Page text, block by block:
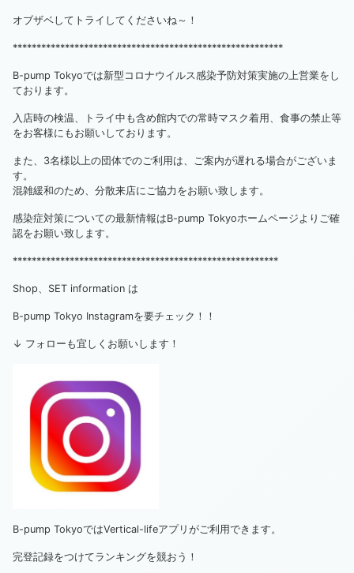
オブザベしてトライしてくださいね～！
*********************************************************
B-pump Tokyoでは新型コロナウイルス感染予防対策実施の上営業をし
ております。
入店時の検温、トライ中も含め館内での常時マスク着用、食事の禁止等
をお客様にもお願いしております。
また、3名様以上の団体でのご利用は、ご案内が遅れる場合がございま
す。
混雑緩和のため、分散来店にご協力をお願い致します。
感染症対策についての最新情報はB-pump Tokyoホームページよりご確
認をお願い致します。
********************************************************
Shop、SET information は
B-pump Tokyo Instagramを要チェック！！
↓ フォローも宜しくお願いします！
B-pump TokyoではVertical-lifeアプリがご利用できます。
完登記録をつけてランキングを競おう！